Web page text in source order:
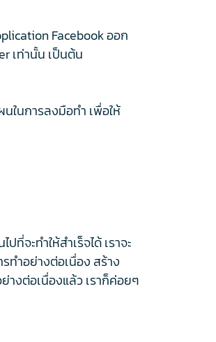
Facebook ออก
เท่านั้น เป็นต้น
นในการลงมือทำ เพื่อให้
จะทำให้สำเร็จได้ เราจะ
ทำอย่างต่อเนื่อง สร้าง
างต่อเนื่องแล้ว เราก็ค่อยๆ